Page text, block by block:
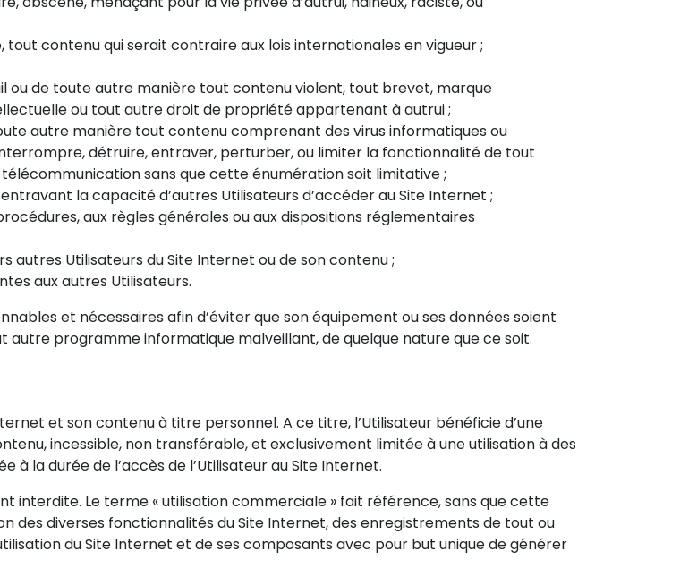
contenu qui serait contraire aux lois internationales en vigueur ;
de toute autre manière tout contenu violent, tout brevet, marque
ou tout autre droit de propriété appartenant à autrui ;
autre manière tout contenu comprenant des virus informatiques ou
détruire, entraver, perturber, ou limiter la fonctionnalité de tout
sans que cette énumération soit limitative ;
la capacité d’autres Utilisateurs d’accéder au Site Internet ;
aux règles générales ou aux dispositions réglementaires
autres Utilisateurs du Site Internet ou de son contenu ;
aux autres Utilisateurs.
et nécessaires afin d’éviter que son équipement ou ses données soient
autre programme informatique malveillant, de quelque nature que ce soit.
et son contenu à titre personnel. A ce titre, l’Utilisateur bénéficie d’une
incessible, non transférable, et exclusivement limitée à une utilisation à des
à la durée de l’accès de l’Utilisateur au Site Internet.
interdite. Le terme « utilisation commerciale » fait référence, sans que cette
des diverses fonctionnalités du Site Internet, des enregistrements de tout ou
du Site Internet et de ses composants avec pour but unique de générer